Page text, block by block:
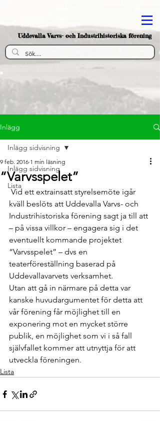
Uddevalla Varvs- och Industrihistoriska förening
Inlägg
Inlägg sidvisning
Lista
Inlägg sidvisning
“Varvsspelet”
9 feb. 2016 1 min läsning
kväll beslöts att Uddevalla Varvs- och
Industrihistoriska förening sagt ja till att
– på vissa villkor – engagera sig i det
eventuellt kommande projektet
“Varvsspelet” – dvs en
teaterföreställning baserad på
Uddevallavarvets verksamhet.
Utan att gå in närmare på detta var
kanske huvudargumentet för detta att
vår förening får möjlighet till en
exponering mot en mycket större
publik, en möjlighet som vi i så fall
självfallet kommer att utnyttja för att
utveckla föreningen.
Lista